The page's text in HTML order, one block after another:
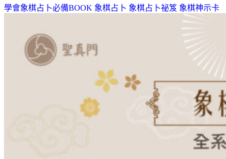
學會象棋占卜必備BOOK 象棋占卜 象棋占卜祕笈 象棋神示卡